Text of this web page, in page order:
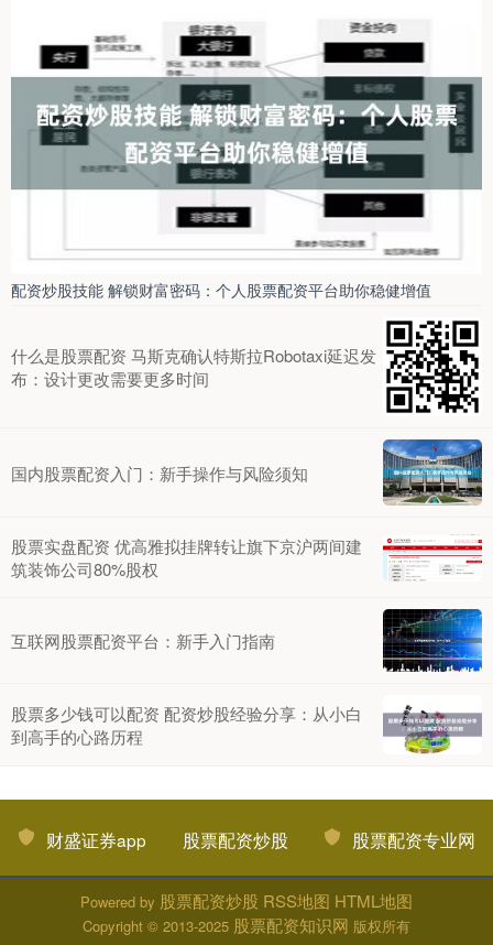
配资炒股技能 解锁财富密码：个人股票配资平台助你稳健增值
什么是股票配资 马斯克确认特斯拉Robotaxi延迟发
布：设计更改需要更多时间
国内股票配资入门：新手操作与风险须知
股票实盘配资 优高雅拟挂牌转让旗下京沪两间建
筑装饰公司80%股权
互联网股票配资平台：新手入门指南
股票多少钱可以配资 配资炒股经验分享：从小白
到高手的心路历程
财盛证券app 股票配资炒股 股票配资专业网
Powered by 股票配资炒股 RSS地图 HTML地图
Copyright © 2013-2025 股票配资知识网 版权所有